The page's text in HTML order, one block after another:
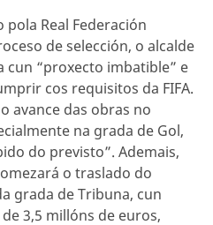
Real Federación
de selección, o alcalde
cun “proxecto imbatible” e
cos requisitos da FIFA.
avance das obras no
na grada de Gol,
do previsto”. Ademais,
o traslado do
grada de Tribuna, cun
3,5 millóns de euros,